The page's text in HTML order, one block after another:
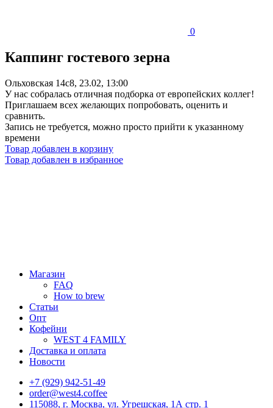
0
Каппинг гостевого зерна
Ольховская 14с8, 23.02, 13:00
У нас собралась отличная подборка от европейских коллег!
Приглашаем всех желающих попробовать, оценить и
сравнить.
Запись не требуется, можно просто прийти к указанному
времени
Товар добавлен в корзину
Товар добавлен в избранное
Магазин
FAQ
How to brew
Статьи
Опт
Кофейни
WEST 4 FAMILY
Доставка и оплата
Новости
+7 (929) 942-51-49
order@west4.coffee
115088, г. Москва, ул. Угрешская, 1А стр. 1